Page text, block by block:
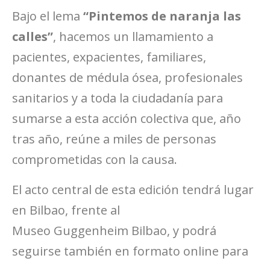
Bajo el lema “Pintemos de naranja las
calles”, hacemos un llamamiento a
pacientes, expacientes, familiares,
donantes de médula ósea, profesionales
sanitarios y a toda la ciudadanía para
sumarse a esta acción colectiva que, año
tras año, reúne a miles de personas
comprometidas con la causa.
El acto central de esta edición tendrá lugar
en Bilbao, frente al
Museo Guggenheim Bilbao, y podrá
seguirse también en formato online para